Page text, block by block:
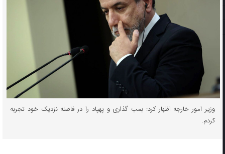
وزیر امور خارجه اظهار کرد: بمب گذاری و پهپاد را در فاصله نزدیک خود تجربه
کردم.